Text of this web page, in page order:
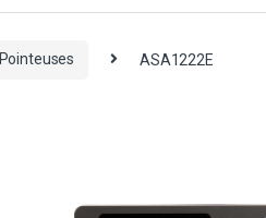
Pointeuses ASA1222E